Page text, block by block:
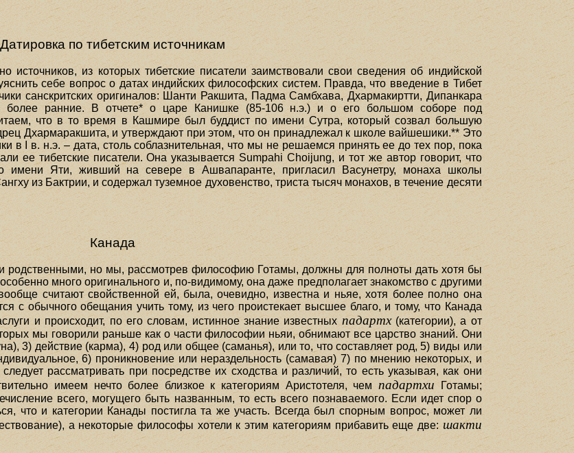
Датировка по тибетским источникам
источников, из которых тибетские писатели заимствовали свои сведения об индийской
себе вопрос о датах индийских философских систем. Правда, что введение в Тибет
санскритских оригиналов: Шанти Ракшита, Падма Самбхава, Дхармакиртти, Дипанкара
более ранние. В отчете* о царе Канишке (85-106 н.э.) и о его большом соборе под
что в то время в Кашмире был буддист по имени Сутра, который созвал большую
Дхармаракшита, и утверждают при этом, что он принадлежал к школе вайшешики.** Это
I в. н.э. – дата, столь соблазнительная, что мы не решаемся принять ее до тех пор, пока
ее тибетские писатели. Она указывается Sumpahi Choijung, и тот же автор говорит, что
имени Яти, живший на севере в Ашвапаранте, пригласил Васунетру, монаха школы
из Бактрии, и содержал туземное духовенство, триста тысяч монахов, в течение десяти
Канада
родственными, но мы, рассмотрев философию Готамы, должны для полноты дать хотя бы
много оригинального и, по-видимому, она даже предполагает знакомство с другими
считают свойственной ей, была, очевидно, известна и ньяе, хотя более полно она
с обычного обещания учить тому, из чего проистекает высшее благо, и тому, что Канада
и происходит, по его словам, истинное знание известных падартх(категории), а от
мы говорили раньше как о части философии ньяи, обнимают все царство знаний. Они
3) действие (карма), 4) род или общее (саманья), или то, что составляет род, 5) виды или
6) проникновение или нераздельность (самавая) 7) по мнению некоторых, и
рассматривать при посредстве их сходства и различий, то есть указывая, как они
имеем нечто более близкое к категориям Аристотеля, чем падартхи Готамы;
всего, могущего быть названным, то есть всего познаваемого. Если идет спор о
что и категории Канады постигла та же участь. Всегда был спорным вопрос, может ли
а некоторые философы хотели к этим категориям прибавить еще две: шакти